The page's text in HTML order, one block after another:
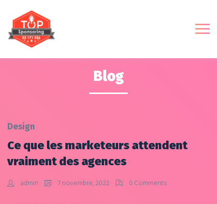
Blog
Design
Ce que les marketeurs attendent
vraiment des agences
admin 7 novembre, 2022 0 Comments